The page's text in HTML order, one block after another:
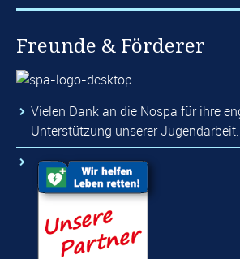
Freunde & Förderer
Vielen Dank an die Nospa für ihre
Unterstützung unserer Jugendarbeit.